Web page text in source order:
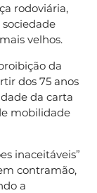
rodoviária,
velhos.
da
dos 75 anos
da carta
mobilidade
inaceitáveis”
contramão,
a